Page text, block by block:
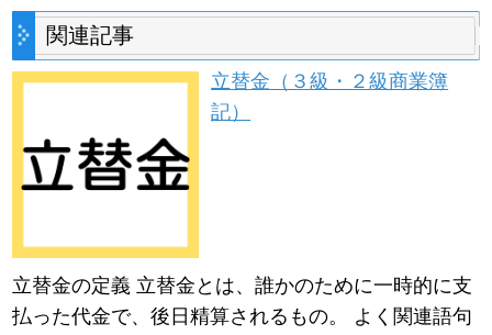
関連記事
立替金（３級・２級商業簿
記）
立替金の定義 立替金とは、誰かのために一時的に支
払った代金で、後日精算されるもの。 よく関連語句